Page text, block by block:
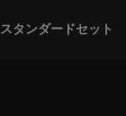
スタンダードセット